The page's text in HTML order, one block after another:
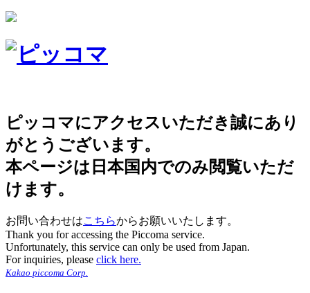
ピッコマにアクセスいただき誠にあり
がとうございます。
本ページは日本国内でのみ閲覧いただ
けます。
お問い合わせはこちらからお願いいたします。
Thank you for accessing the Piccoma service.
Unfortunately, this service can only be used from Japan.
For inquiries, please click here.
Kakao piccoma Corp.